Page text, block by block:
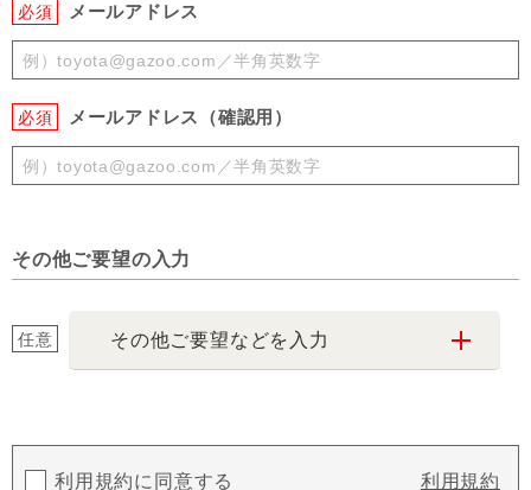
必須 メールアドレス
必須 メールアドレス（確認用）
その他ご要望の入力
任意 その他ご要望などを入力
利用規約に同意する 利用規約